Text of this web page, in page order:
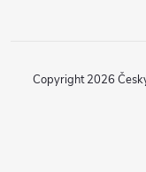
Copyright 2026